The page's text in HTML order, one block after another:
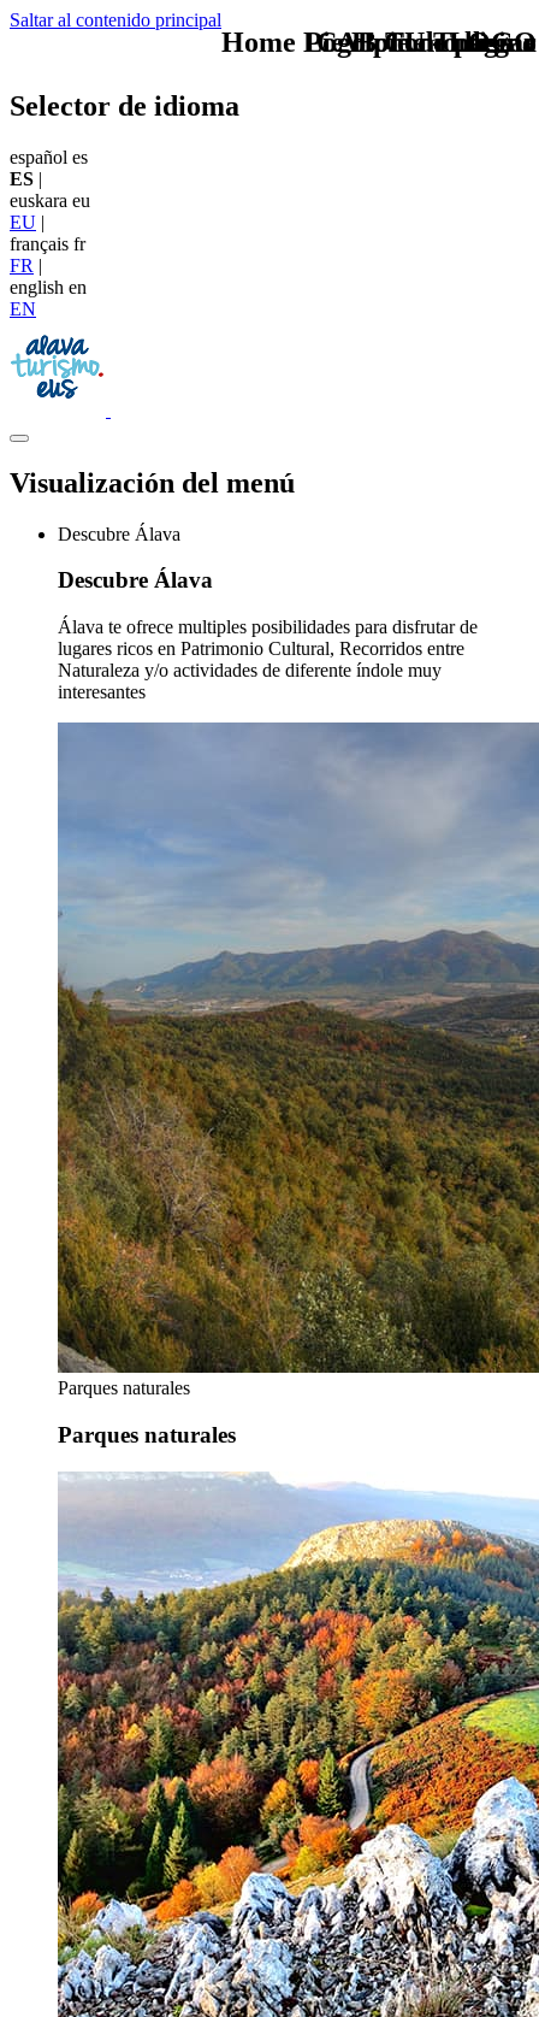
Saltar al contenido principal
TU - LOGO
Selector de idioma
español es
ES |
euskara eu
EU |
français fr
FR |
english en
EN
Visualización del menú
Descubre Álava
Descubre Álava
Álava te ofrece multiples posibilidades para disfrutar de
lugares ricos en Patrimonio Cultural, Recorridos entre
Naturaleza y/o actividades de diferente índole muy
interesantes
Parques naturales
Parques naturales
CAB Como llegar
Home Logo pie de página
Pie Home Turismo